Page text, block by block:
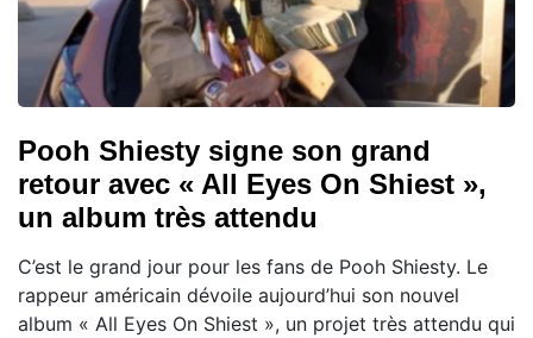
Pooh Shiesty signe son grand
retour avec « All Eyes On Shiest »,
un album très attendu
C’est le grand jour pour les fans de Pooh Shiesty. Le
rappeur américain dévoile aujourd’hui son nouvel
album « All Eyes On Shiest », un projet très attendu qui